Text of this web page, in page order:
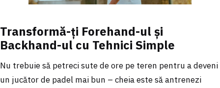
Transformă-ți Forehand-ul și
Backhand-ul cu Tehnici Simple
Nu trebuie să petreci sute de ore pe teren pentru a deveni
un jucător de padel mai bun – cheia este să antrenezi